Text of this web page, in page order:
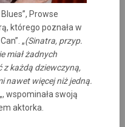
Prowse
którego poznała w
„(Sinatra, przyp.
miał żadnych
z każdą dziewczyną,
nawet więcej niż jedną.
wspominała swoją
aktorka.